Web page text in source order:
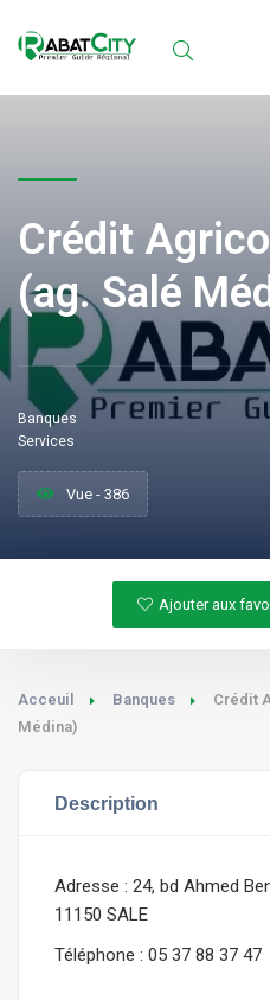
Crédit
(ag. Salé
Banques
Services
Vue - 386
Ajouter aux
Acceuil Banques
Crédit
Médina)
Description
Adresse : 24, bd Ahmed
11150 SALE
Téléphone : 05 37 88 37 47